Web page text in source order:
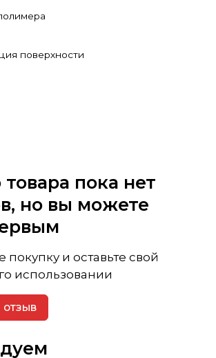
поверхности
товара пока нет
но вы можете
и оставьте свой
использовании
отзыв